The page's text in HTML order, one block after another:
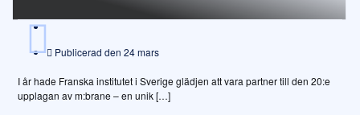
Publicerad den 24 mars
I år hade Franska institutet i Sverige glädjen att vara partner till den 20:e
upplagan av m:brane – en unik […]